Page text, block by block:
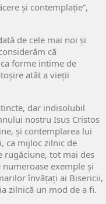
și contemplație”,
de cele mai noi și
că
forme intime de
atât a vieții
dar indisolubil
nostru Isus Cristos
și contemplarea lui
ca mijloc zilnic de
rugăciune, tot mai des
exemple și
învățați ai Bisericii,
zilnică un mod de a fi.